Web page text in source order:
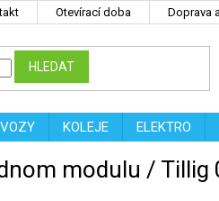
Otevírací doba Doprava
HLEDAT
VOZY KOLEJE ELEKTRO
modulu / Tillig